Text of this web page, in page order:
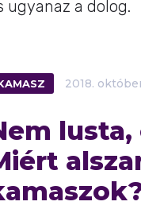
ugyanaz a dolog.
2018.